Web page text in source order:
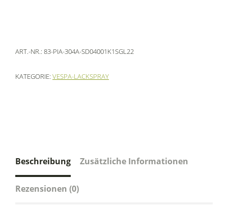
ART.-NR.: 83-PIA-304A-SD04001K1SGL22
KATEGORIE: VESPA-LACKSPRAY
Beschreibung Zusätzliche Informationen
Rezensionen (0)